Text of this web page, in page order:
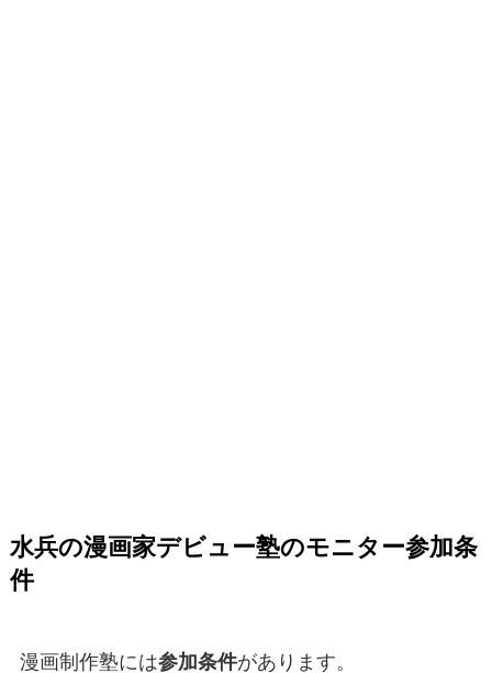
水兵の漫画家デビュー塾のモニター参加条
件
漫画制作塾には参加条件があります。